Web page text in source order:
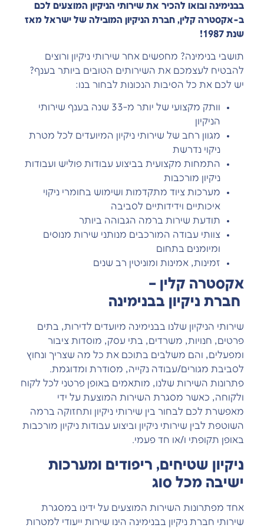
בבנימינה ובואו להכיר את שירותי הניקיון המוצעים לכם
ב-אקסטרה קלין, חברת הניקיון המובילה של ישראל מאז
שנת 1987!
תושבי בנימינה? מחפשים אחר שירותי ניקיון ורוצים
להבטיח לעצמכם את השירותים הטובים ביותר בענף?
יש לכם את כל הסיבות הנכונות לבחור בנו:
וותק מקצועי של יותר מ-33 שנה בענף שירותי
הניקיון
מגוון רחב של שירותי ניקיון המיועדים לכל מטרת
ניקוי נדרשת
התמחות מקצועית בביצוע עבודות פוליש ועבודות
ניקיון מורכבות
מערכות ציוד מתקדמות ושימוש בחומרי ניקוי
איכותיים וידידותיים לסביבה
תודעת שירות ברמה הגבוהה ביותר
צוותי עבודה המורכבים מנותני שירות מנוסים
ומיומנים בתחום
זמינות, אמינות ומוניטין רב שנים
אקסטרה קלין –
חברת ניקיון בבנימינה
שירותי הניקיון שלנו בבנימינה מיועדים לדירות, בתים
פרטים, חנויות, משרדים, בתי עסק, מוסדות ציבור
ומפעלים, והם משלבים בתוכם את כל מה שצריך ונחוץ
לסביבת מגורים/עבודה נקייה, מסודרת ומדוגמת.
פתרונות השירות שלנו, מותאמים באופן פרטני לכל לקוח
ולקוחה, כאשר מסגרת השירות המוצעת על ידי
מאפשרת לכם לבחור בין שירותי ניקיון ותחזוקה ברמה
השוטפת לבין שירותי ניקיון וביצוע עבודות ניקיון מורכבות
באופן תקופתי ו/או חד פעמי.
ניקיון שטיחים, ריפודים ומערכות
ישיבה מכל סוג
אחד מפתרונות השירות המוצעים על ידינו במסגרת
שירותי חברת ניקיון בבנימינה הינו שירות ייעודי למטרות